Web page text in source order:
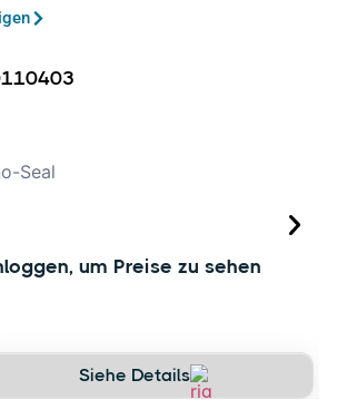
Seal
um Preise zu sehen
Siehe Details